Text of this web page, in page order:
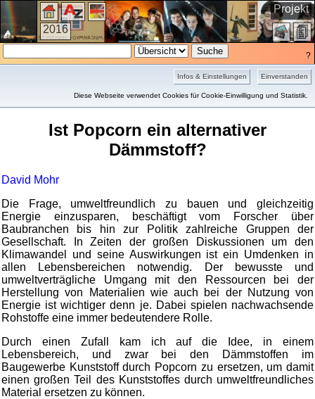
Einverstanden
Infos & Einstellungen
Diese Webseite verwendet Cookies für Cookie-Einwilligung und Statistik.
Projekt
2016
?
Kurzfassung
Ist Popcorn ein alternativer
Dämmstoff?
David Mohr
Die Frage, umweltfreundlich zu bauen und gleichzeitig
Energie einzusparen, beschäftigt vom Forscher über
Baubranchen bis hin zur Politik zahlreiche Gruppen der
Gesellschaft. In Zeiten der großen Diskussionen um den
Klimawandel und seine Auswirkungen ist ein Umdenken in
allen Lebensbereichen notwendig. Der bewusste und
umweltverträgliche Umgang mit den Ressourcen bei der
Herstellung von Materialien wie auch bei der Nutzung von
Energie ist wichtiger denn je. Dabei spielen nachwachsende
Rohstoffe eine immer bedeutendere Rolle.
Durch einen Zufall kam ich auf die Idee, in einem
Lebensbereich, und zwar bei den Dämmstoffen im
Baugewerbe Kunststoff durch Popcorn zu ersetzen, um damit
einen großen Teil des Kunststoffes durch umweltfreundliches
Material ersetzen zu können.